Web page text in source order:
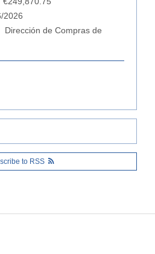
2026
Dirección de Compras de
to RSS